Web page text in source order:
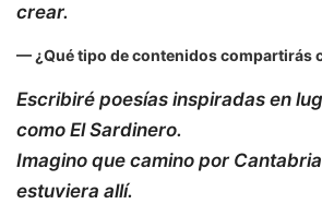
crear.
— ¿Qué tipo de contenidos compartirás
Escribiré poesías inspiradas en
como El Sardinero.
Imagino que camino por
estuviera allí.